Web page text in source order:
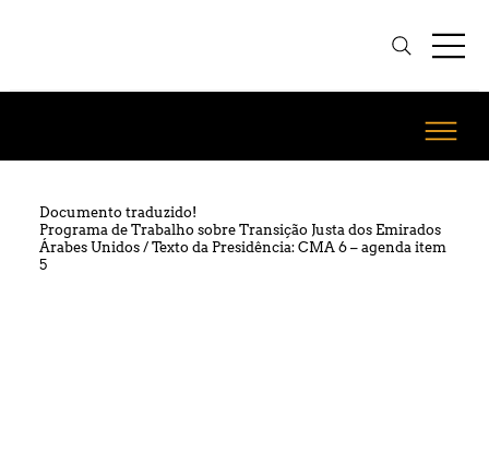
Documento traduzido!
Programa de Trabalho sobre Transição Justa dos Emirados
Árabes Unidos / Texto da Presidência: CMA 6 – agenda item
5